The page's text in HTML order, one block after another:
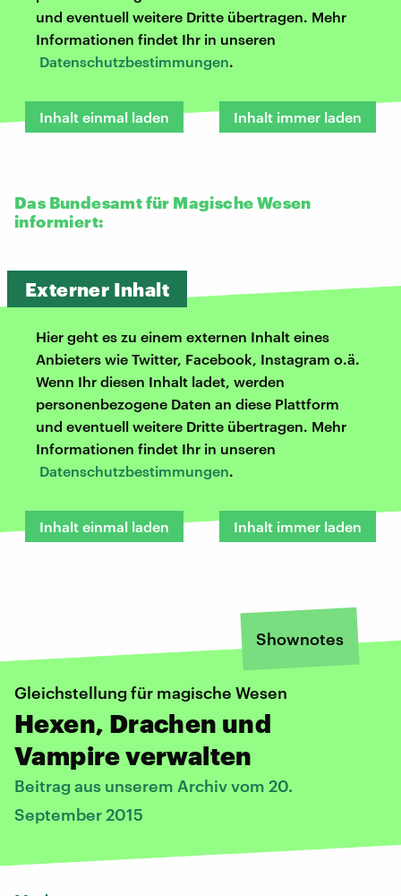
und eventuell weitere Dritte übertragen. Mehr
Informationen findet Ihr in unseren
Datenschutzbestimmungen.
Inhalt einmal laden Inhalt immer laden
Das Bundesamt für Magische Wesen
informiert:
Externer Inhalt
Hier geht es zu einem externen Inhalt eines
Anbieters wie Twitter, Facebook, Instagram o.ä.
Wenn Ihr diesen Inhalt ladet, werden
personenbezogene Daten an diese Plattform
und eventuell weitere Dritte übertragen. Mehr
Informationen findet Ihr in unseren
Datenschutzbestimmungen.
Inhalt einmal laden Inhalt immer laden
Shownotes
Gleichstellung für magische Wesen
Hexen, Drachen und
Vampire verwalten
Beitrag aus unserem Archiv vom 20.
September 2015